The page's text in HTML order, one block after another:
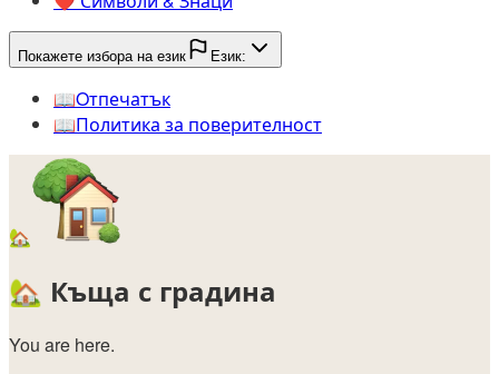
Покажете избора на език Език:
📖️Oтпечатък
📖️Политика за поверителност
🏡
🏡 Къща с градина
You are here.